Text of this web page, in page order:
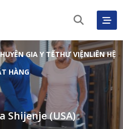
GIA Y TẾTHƯ VIỆNLIÊN HỆ
HÀNG
Shijenje (USA)